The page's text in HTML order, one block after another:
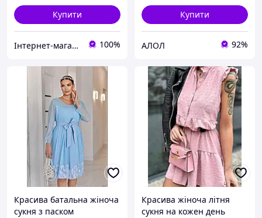
Купити
Інтернет-магазин "Need Of" 100%
Купити
АЛОЛ 92%
Красива батальна жіноча
сукня з паском
Красива жіноча літня
сукня на кожен день